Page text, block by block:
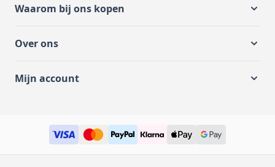
Waarom bij ons kopen
Over ons
Mijn account